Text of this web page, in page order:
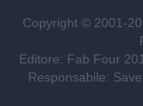
Copyright © 2001-
Editore: Fab Four
Responsabile: